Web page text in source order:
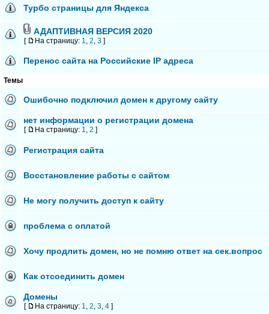
Турбо страницы для Яндекса
АДАПТИВНАЯ ВЕРСИЯ 2020
[ На страницу: 1, 2, 3 ]
Перенос сайта на Российские IP адреса
Темы
Ошибочно подключил домен к другому сайту
нет информации о регистрации домена
[ На страницу: 1, 2 ]
Регистрация сайта
Восстановление работы с сайтом
Не могу получить доступ к сайту
проблема с оплатой
Хочу продлить домен, но не помню ответ на сек.вопрос
Как отсоединить домен
Домены
[ На страницу: 1, 2, 3, 4 ]